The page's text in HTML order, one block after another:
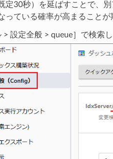
定30秒）を延ばすことで、
っている確率が高まることが
> 設定全般 > queue］で検索し